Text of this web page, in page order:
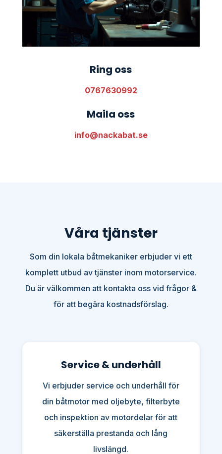
Ring oss
0767630992
Maila oss
info@nackabat.se
Våra tjänster
Som din lokala båtmekaniker erbjuder vi ett
komplett utbud av tjänster inom motorservice.
Du är välkommen att kontakta oss vid frågor &
för att begära kostnadsförslag.
Service & underhåll
Vi erbjuder service och underhåll för
din båtmotor med oljebyte, filterbyte
och inspektion av motordelar för att
säkerställa prestanda och lång
livslängd.